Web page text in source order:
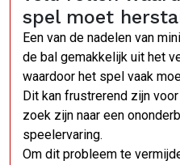
spel moet
Een van de nadelen van
de bal gemakkelijk uit het
waardoor het spel vaak
Dit kan frustrerend zijn
zoek zijn naar een
speelervaring.
Om dit probleem te